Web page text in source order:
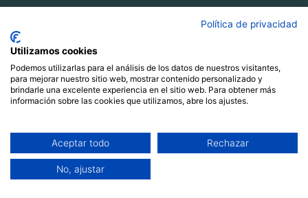
Blog
Recursos
Contacte
Política de privacitat
Avís Legal
|Política de cookies
Política de privacidad
Utilizamos cookies
Podemos utilizarlas para el análisis de los datos de nuestros visitantes,
para mejorar nuestro sitio web, mostrar contenido personalizado y
brindarle una excelente experiencia en el sitio web. Para obtener más
información sobre las cookies que utilizamos, abre los ajustes.
Aceptar todo Rechazar
No, ajustar